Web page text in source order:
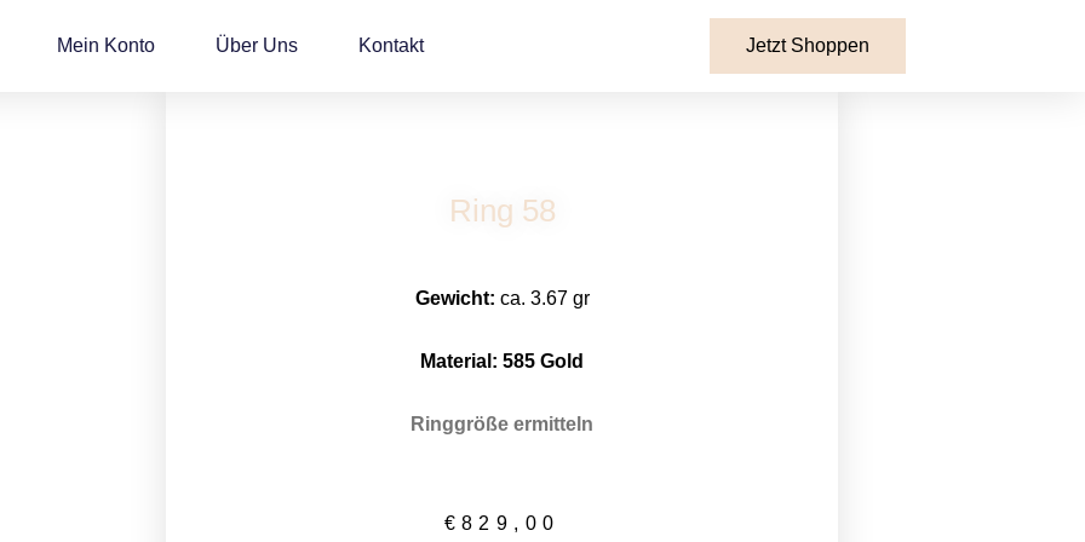
Mein Konto Über Uns Kontakt Jetzt Shoppen
Ring 58
Gewicht: ca. 3.67 gr
Material: 585 Gold
Ringgröße ermitteln
€ 829,00